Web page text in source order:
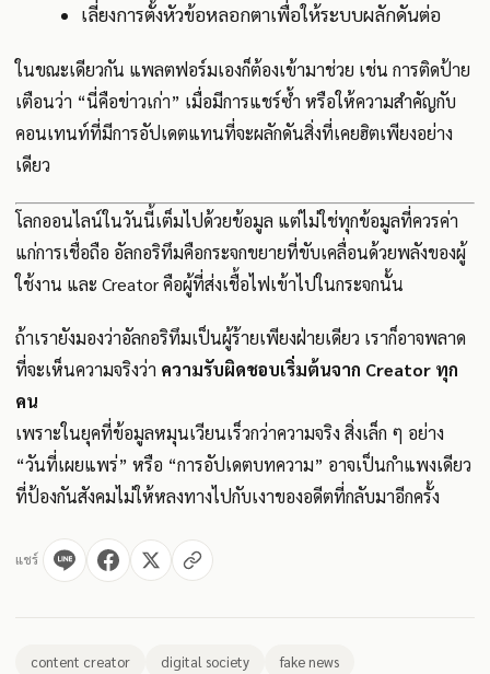
เลี่ยงการตั้งหัวข้อหลอกตาเพื่อให้ระบบผลักดันต่อ
ในขณะเดียวกัน แพลตฟอร์มเองก็ต้องเข้ามาช่วย เช่น การติดป้าย
เตือนว่า “นี่คือข่าวเก่า” เมื่อมีการแชร์ซ้ำ หรือให้ความสำคัญกับ
คอนเทนท์ที่มีการอัปเดตแทนที่จะผลักดันสิ่งที่เคยฮิตเพียงอย่าง
เดียว
โลกออนไลน์ในวันนี้เต็มไปด้วยข้อมูล แต่ไม่ใช่ทุกข้อมูลที่ควรค่า
แก่การเชื่อถือ อัลกอริทึมคือกระจกขยายที่ขับเคลื่อนด้วยพลังของผู้
ใช้งาน และ Creator คือผู้ที่ส่งเชื้อไฟเข้าไปในกระจกนั้น
ถ้าเรายังมองว่าอัลกอริทึมเป็นผู้ร้ายเพียงฝ่ายเดียว เราก็อาจพลาด
ที่จะเห็นความจริงว่า ความรับผิดชอบเริ่มต้นจาก Creator ทุก
คน
เพราะในยุคที่ข้อมูลหมุนเวียนเร็วกว่าความจริง สิ่งเล็ก ๆ อย่าง
“วันที่เผยแพร่” หรือ “การอัปเดตบทความ” อาจเป็นกำแพงเดียว
ที่ป้องกันสังคมไม่ให้หลงทางไปกับเงาของอดีตที่กลับมาอีกครั้ง
แชร์
content creator digital society
fake news